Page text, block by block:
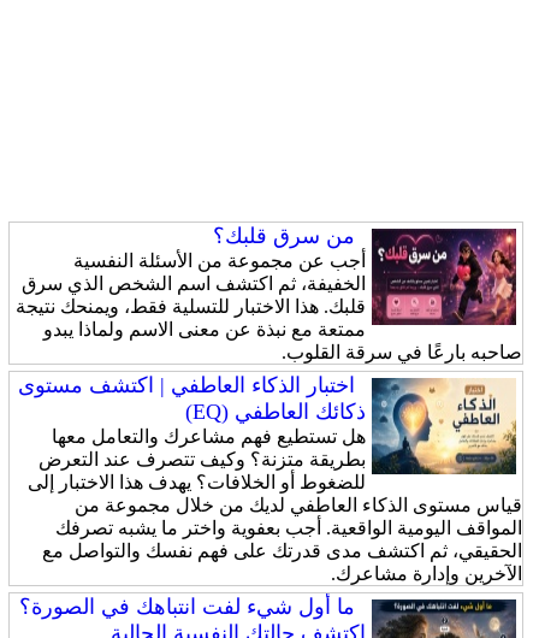
من سرق قلبك؟
أجب عن مجموعة من الأسئلة النفسية
الخفيفة، ثم اكتشف اسم الشخص الذي سرق
قلبك. هذا الاختبار للتسلية فقط، ويمنحك نتيجة
ممتعة مع نبذة عن معنى الاسم ولماذا يبدو
صاحبه بارعًا في سرقة القلوب.
اختبار الذكاء العاطفي | اكتشف مستوى
ذكائك العاطفي (EQ)
هل تستطيع فهم مشاعرك والتعامل معها
بطريقة متزنة؟ وكيف تتصرف عند التعرض
للضغوط أو الخلافات؟ يهدف هذا الاختبار إلى
قياس مستوى الذكاء العاطفي لديك من خلال مجموعة من
المواقف اليومية الواقعية. أجب بعفوية واختر ما يشبه تصرفك
الحقيقي، ثم اكتشف مدى قدرتك على فهم نفسك والتواصل مع
الآخرين وإدارة مشاعرك.
ما أول شيء لفت انتباهك في الصورة؟
اكتشف حالتك النفسية الحالية